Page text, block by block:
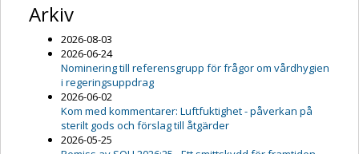
Arkiv
2026-08-03
2026-06-24
Nominering till referensgrupp för frågor om vårdhygien
i regeringsuppdrag
2026-06-02
Kom med kommentarer: Luftfuktighet - påverkan på
sterilt gods och förslag till åtgärder
2026-05-25